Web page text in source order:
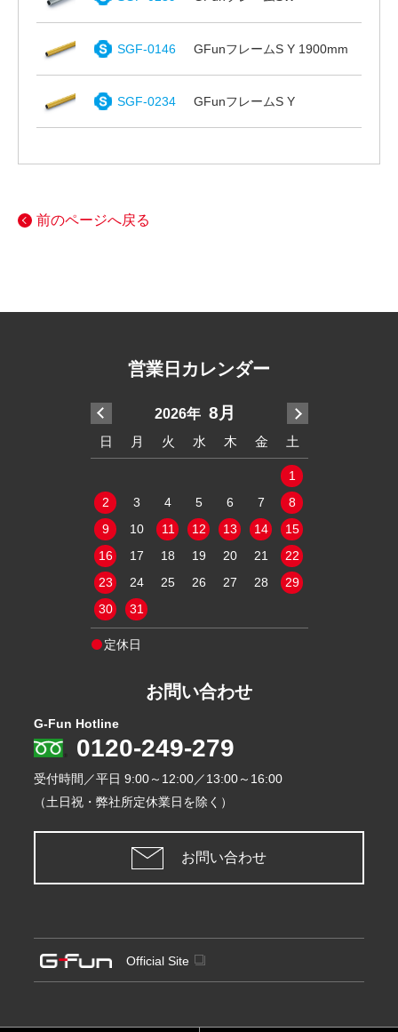
SGF-0146 GFunフレームS Y 1900mm
SGF-0234 GFunフレームS Y
前のページへ戻る
営業日カレンダー
2026年 8月
日 月 火 水 木 金 土
1
2
3 4 5 6 7
8
9
10 11 12 13 14
15
16
17 18 19 20 21
22
23
24 25 26 27 28
29
30
31
定休日
お問い合わせ
G-Fun Hotline
0120-249-279
受付時間／平日 9:00～12:00／13:00～16:00
（土日祝・弊社所定休業日を除く）
お問い合わせ
Official Site